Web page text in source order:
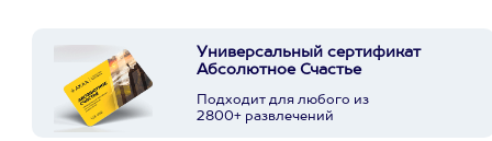
Универсальный сертификат
Абсолютное Счастье
Подходит для любого из
2800+ развлечений